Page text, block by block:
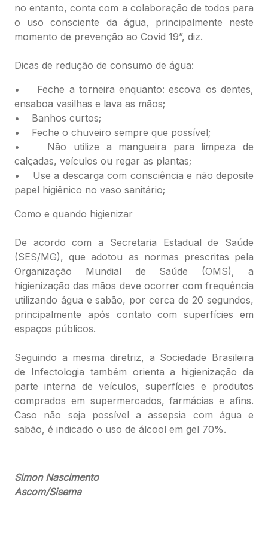
no entanto, conta com a colaboração de todos para
o uso consciente da água, principalmente neste
momento de prevenção ao Covid 19”, diz.
Dicas de redução de consumo de água:
• Feche a torneira enquanto: escova os dentes,
ensaboa vasilhas e lava as mãos;
• Banhos curtos;
• Feche o chuveiro sempre que possível;
• Não utilize a mangueira para limpeza de
calçadas, veículos ou regar as plantas;
• Use a descarga com consciência e não deposite
papel higiênico no vaso sanitário;
Como e quando higienizar
De acordo com a Secretaria Estadual de Saúde
(SES/MG), que adotou as normas prescritas pela
Organização Mundial de Saúde (OMS), a
higienização das mãos deve ocorrer com frequência
utilizando água e sabão, por cerca de 20 segundos,
principalmente após contato com superfícies em
espaços públicos.
Seguindo a mesma diretriz, a Sociedade Brasileira
de Infectologia também orienta a higienização da
parte interna de veículos, superfícies e produtos
comprados em supermercados, farmácias e afins.
Caso não seja possível a assepsia com água e
sabão, é indicado o uso de álcool em gel 70%.
Simon Nascimento
Ascom/Sisema